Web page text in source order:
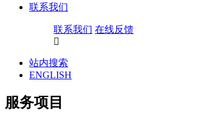
联系我们
联系我们 在线反馈
站内搜索
ENGLISH
服务项目